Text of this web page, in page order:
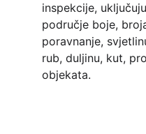
inspekcije,
područje boje,
poravnanje,
rub, duljinu, kut,
objekata.